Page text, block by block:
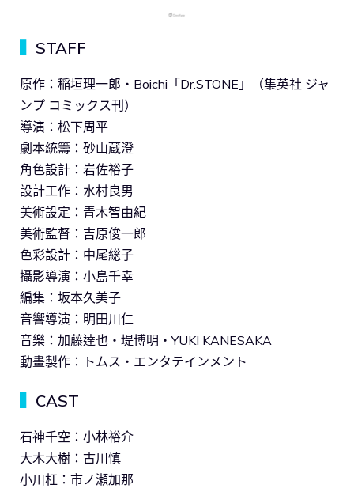
STAFF
原作：稲垣理一郎・Boichi「Dr.STONE」（集英社 ジャ
ンプ コミックス刊）
導演：松下周平
劇本統籌：砂山蔵澄
角色設計：岩佐裕子
設計工作：水村良男
美術設定：青木智由紀
美術監督：吉原俊一郎
色彩設計：中尾総子
攝影導演：小島千幸
編集：坂本久美子
音響導演：明田川仁
音樂：加藤達也・堤博明・YUKI KANESAKA
動畫製作：トムス・エンタテインメント
CAST
石神千空：小林裕介
大木大樹：古川慎
小川杠：市ノ瀬加那